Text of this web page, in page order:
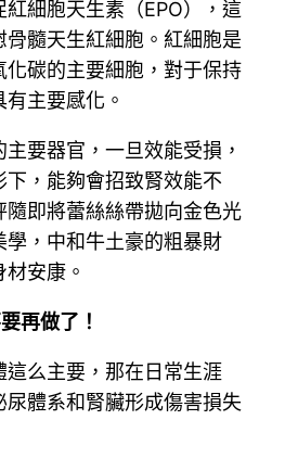
紅細胞天生素（EPO），這
髓天生紅細胞。紅細胞是
碳的主要細胞，對于保持
主要感化。
要器官，一旦效能受損，
，能夠會招致腎效能不
即將蕾絲絲帶拋向金色光
學，中和牛土豪的粗暴財
安康。
再做了！
這么主要，那在日常生涯
體系和腎臟形成傷害損失